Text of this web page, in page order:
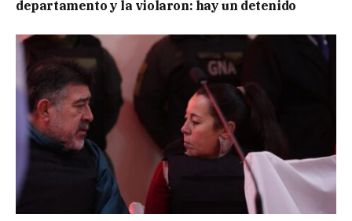
departamento y la violaron: hay un detenido